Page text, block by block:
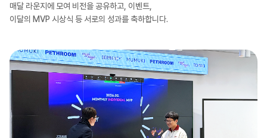
매달 라운지에 모여 비전을 공유하고, 이벤트,
이달의 MVP 시상식 등 서로의 성과를 축하합니다.